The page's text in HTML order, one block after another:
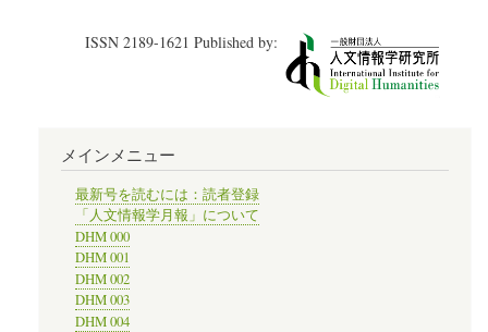
ISSN 2189-1621 Published by:
メインメニュー
最新号を読むには：読者登録
「人文情報学月報」について
DHM 000
DHM 001
DHM 002
DHM 003
DHM 004